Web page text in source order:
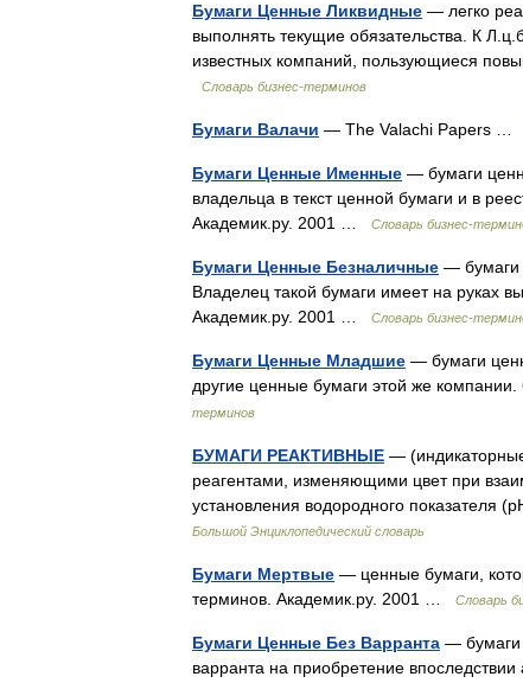
Бумаги Ценные Ликвидные — легко
выполнять текущие обязательства. К
известных компаний, пользующиеся
Словарь бизнес-терминов
Бумаги Валачи — The Valachi Papers …
Бумаги Ценные Именные — бумаги
владельца в текст ценной бумаги и в
Академик.ру. 2001 …
Словарь бизнес-
Бумаги Ценные Безналичные — бумаги
Владелец такой бумаги имеет на руках
Академик.ру. 2001 …
Словарь бизнес-
Бумаги Ценные Младшие — бумаги
другие ценные бумаги этой же
терминов
БУМАГИ РЕАКТИВНЫЕ —
реагентами, изменяющими цвет при
установления водородного показателя
Большой Энциклопедический словарь
Бумаги Мертвые — ценные бумаги,
терминов. Академик.ру. 2001 …
Словарь
Бумаги Ценные Без Варранта — бумаги
варранта на приобретение